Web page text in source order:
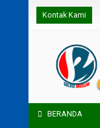
Kontak Kami
BERANDA